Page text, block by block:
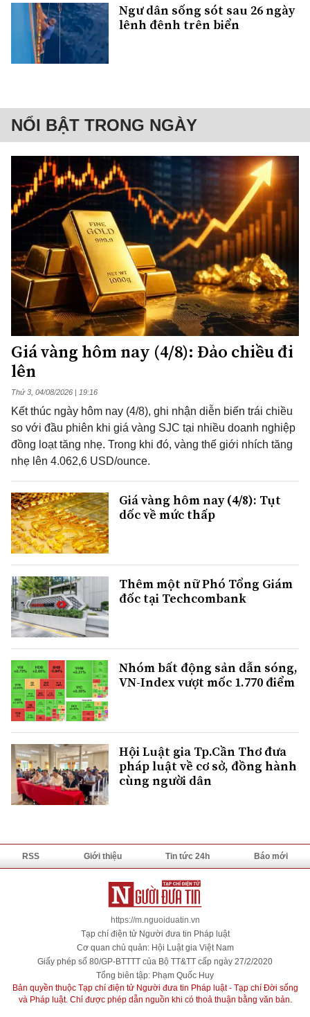
Ngư dân sống sót sau 26 ngày
lênh đênh trên biển
NỔI BẬT TRONG NGÀY
Giá vàng hôm nay (4/8): Đảo chiều đi
lên
Thứ 3, 04/08/2026 | 19:16
Kết thúc ngày hôm nay (4/8), ghi nhận diễn biến trái chiều
so với đầu phiên khi giá vàng SJC tại nhiều doanh nghiệp
đồng loạt tăng nhẹ. Trong khi đó, vàng thế giới nhích tăng
nhẹ lên 4.062,6 USD/ounce.
Giá vàng hôm nay (4/8): Tụt
dốc về mức thấp
Thêm một nữ Phó Tổng Giám
đốc tại Techcombank
Nhóm bất động sản dẫn sóng,
VN-Index vượt mốc 1.770 điểm
Hội Luật gia Tp.Cần Thơ đưa
pháp luật về cơ sở, đồng hành
cùng người dân
RSS Giới thiệu Tin tức 24h Báo mới
https://m.nguoiduatin.vn
Tạp chí điện tử Người đưa tin Pháp luật
Cơ quan chủ quản: Hội Luật gia Việt Nam
Giấy phép số 80/GP-BTTTT của Bộ TT&TT cấp ngày 27/2/2020
Tổng biên tập: Phạm Quốc Huy
Bản quyền thuộc Tạp chí điện tử Người đưa tin Pháp luật - Tạp chí Đời sống
và Pháp luật. Chỉ được phép dẫn nguồn khi có thoả thuận bằng văn bản.